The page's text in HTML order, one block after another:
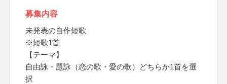
募集内容
未発表の自作短歌
※短歌1首
【テーマ】
自由詠・題詠（恋の歌・愛の歌）どちらか1首を選
択